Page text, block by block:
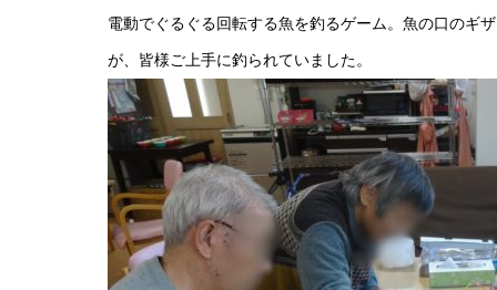
電動でぐるぐる回転する魚を釣るゲーム。魚の口のギ
が、皆様ご上手に釣られていました。